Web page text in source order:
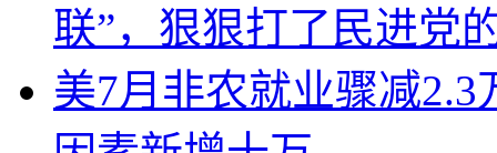
联”，狠狠打了民进党
美7月非农就业骤减